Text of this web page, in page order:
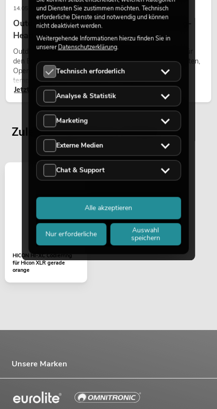
14.05.2026
Outdoor Moving-Heads: Wetterfeste Moving-
Heads bei Events
Outdoor Moving-Heads sind bewegliche Scheinwerfer für
den Einsatz im Freien. Sie werden bei Festivals, Stadtfesten,
Open-Air-Konzerten, Architekturinszenierungen und
temporären Außeninstallationen eingesetzt.
Jetzt lesen
Zuletzt angesehene Artikel
HICON HI-XC Codierring
für Hicon XLR gerade
orange
Unsere Marken
und Diensten Sie zustimmen möchten. Technisch
erforderliche Dienste sind notwendig und können
nicht deaktiviert werden.
Weitergehende Informationen hierzu finden Sie in
unsererDatenschutzerklärung.
Technisch erforderlich
Analyse & Statistik
Marketing
Externe Medien
Chat & Support
Nur erforderliche
Auswahl
speichern
Alle akzeptieren